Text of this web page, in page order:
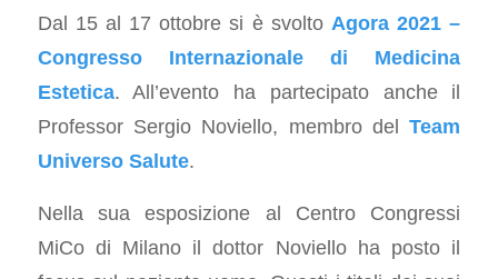
Dal 15 al 17 ottobre si è svoltoAgora 2021 –
Congresso Internazionale di Medicina
Estetica. All’evento ha partecipato anche il
Professor Sergio Noviello, membro delTeam
Universo Salute.
Nella sua esposizione al Centro Congressi
MiCo di Milano il dottor Noviello ha posto il